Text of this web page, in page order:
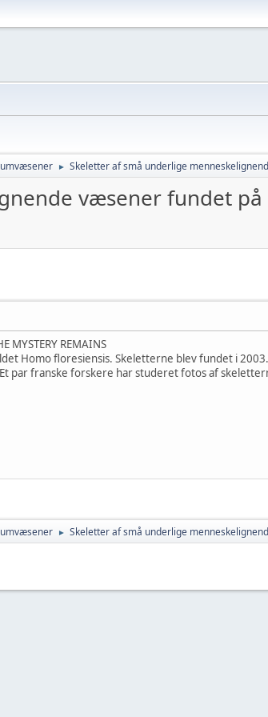
► Skeletter af små underlige
væsener fundet på
MYSTERY REMAINS
Homo floresiensis. Skeletterne blev fundet i 2003.
par franske forskere har studeret fotos af
► Skeletter af små underlige